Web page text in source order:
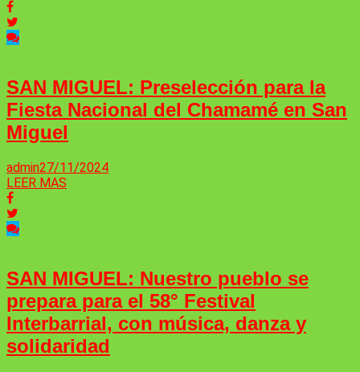
SAN MIGUEL: Preselección para la
Fiesta Nacional del Chamamé en San
Miguel
admin27/11/2024
LEER MAS
SAN MIGUEL: Nuestro pueblo se
prepara para el 58° Festival
Interbarrial, con música, danza y
solidaridad